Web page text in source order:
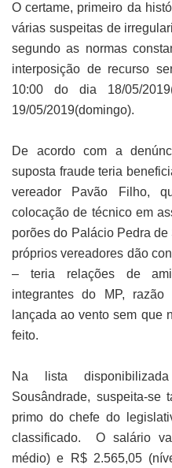
O certame, primeiro da
várias suspeitas de
segundo as normas
interposição de recurso
10:00 do dia 18/05/
19/05/2019(domingo).
De acordo com a
suposta fraude teria
vereador Pavão Filho,
colocação de técnico em
porões do Palácio Pedra
próprios vereadores dão
– teria relações de
integrantes do MP,
lançada ao vento sem que
feito.
Na lista
Sousândrade, suspeita-se
primo do chefe do
classificado. O salário
médio) e R$ 2.565,05